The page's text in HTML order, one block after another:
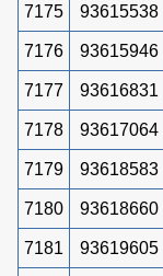
7175 93615538
7176 93615946
7177 93616831
7178 93617064
7179 93618583
7180 93618660
7181 93619605